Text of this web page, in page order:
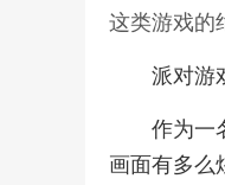
这类游戏的
派对游
作为一
画面有多么